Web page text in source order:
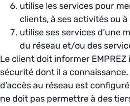
utilise les services pour
clients, à ses activités ou
utilise ses services d’une
du réseau et/ou des
Le client doit informer
sécurité dont il a
d’accès au réseau est
ne doit pas permettre à des